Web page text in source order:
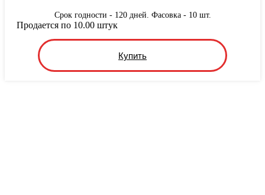
Срок годности - 120 дней. Фасовка - 10 шт.
Купить
Продается по 10.00 штук